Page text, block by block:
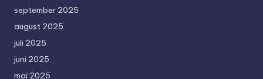
september 2025
august 2025
juli 2025
juni 2025
maj 2025